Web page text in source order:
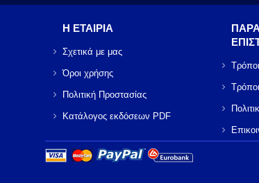
Η ΕΤΑΙΡΙΑ
Σχετικά με μας
Όροι χρήσης
Πολιτική Προστασίας
Κατάλογος εκδόσεων PDF